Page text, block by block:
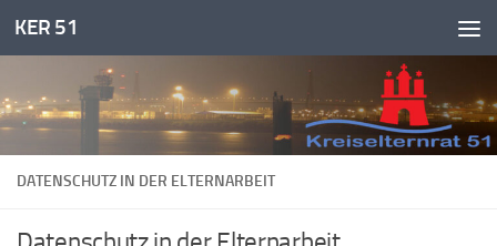
Zum Inhalt springen
KER 51
DATENSCHUTZ IN DER ELTERNARBEIT